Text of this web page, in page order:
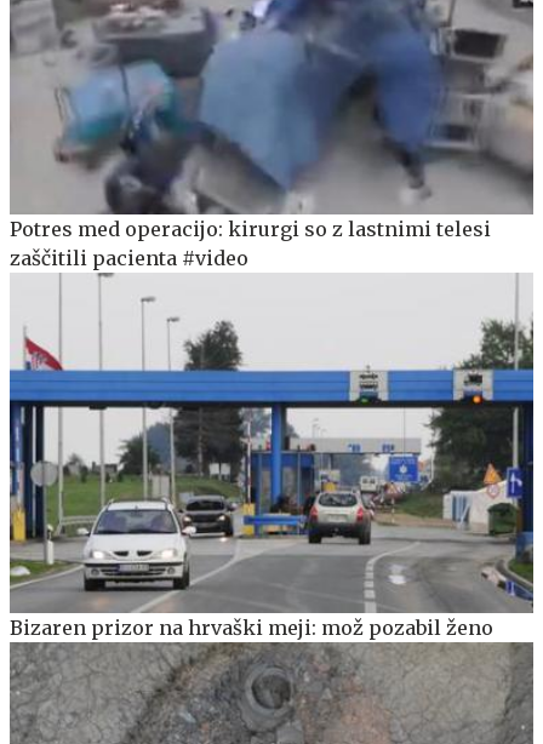
Potres med operacijo: kirurgi so z lastnimi telesi
zaščitili pacienta #video
Bizaren prizor na hrvaški meji: mož pozabil ženo